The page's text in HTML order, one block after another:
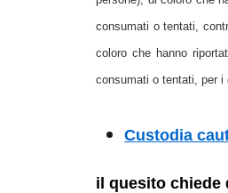
consumati o tentati,
coloro che hanno
consumati o tentati, per i
Custodia
il quesito chiede